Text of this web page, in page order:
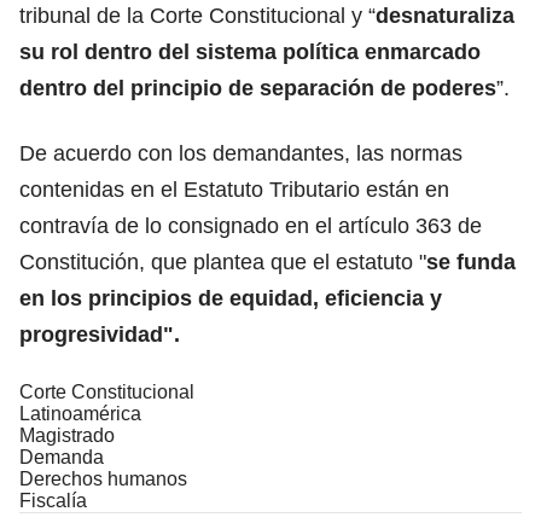
tribunal de la Corte Constitucional y “desnaturaliza
su rol dentro del sistema política enmarcado
dentro del principio de separación de poderes”.
De acuerdo con los demandantes, las normas
contenidas en el Estatuto Tributario están en
contravía de lo consignado en el artículo 363 de
Constitución, que plantea que el estatuto "se funda
en los principios de equidad, eficiencia y
progresividad".
Corte Constitucional
Latinoamérica
Magistrado
Demanda
Derechos humanos
Fiscalía